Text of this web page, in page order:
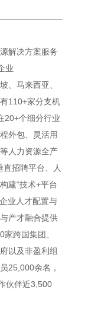
解决方案服务
业
、马来西亚、
110+家分支机
20+个细分行业
外包、灵活用
人力资源全产
直招聘平台、人
建“技术+平台
业人才配置与
产才融合提供
跨国集团、
以及非盈利组
25,000余名，
伙伴近3,500